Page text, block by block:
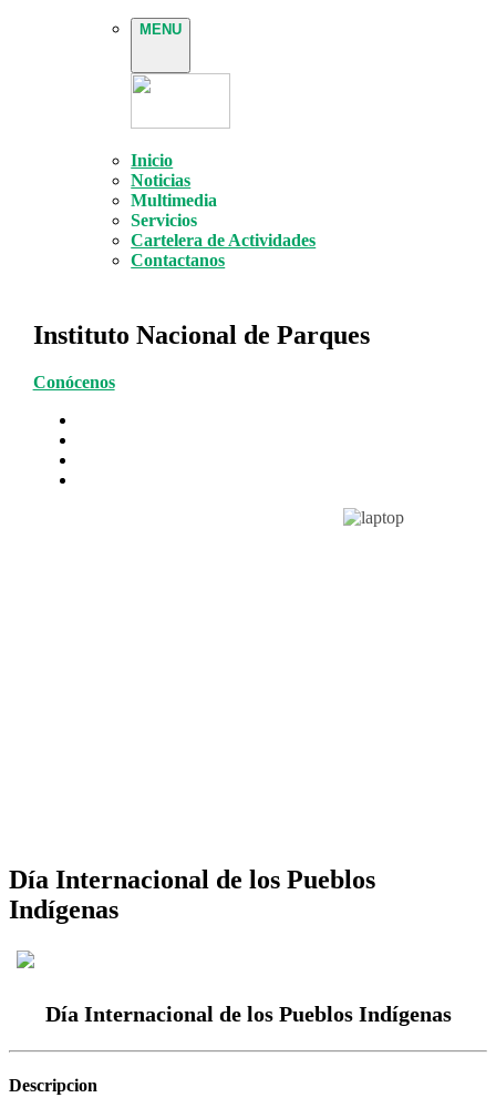
MENU
Inicio
Noticias
Multimedia
Servicios
Cartelera de Actividades
Contactanos
Instituto Nacional de Parques
Conócenos
Día Internacional de los Pueblos
Indígenas
Día Internacional de los Pueblos Indígenas
Descripcion